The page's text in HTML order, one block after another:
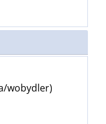
wobydler)